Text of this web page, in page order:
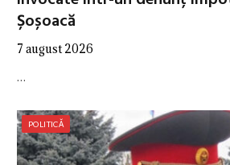
Șoșoacă
7 august 2026
…
POLITICĂ